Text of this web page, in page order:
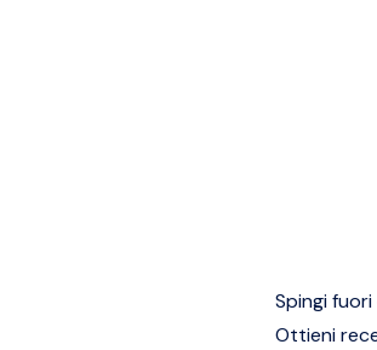
Spingi
Ottieni